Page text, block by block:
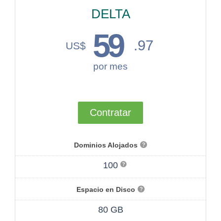
DELTA
US$ 59 .97
por mes
Contratar
Dominios Alojados
100
Espacio en Disco
80 GB